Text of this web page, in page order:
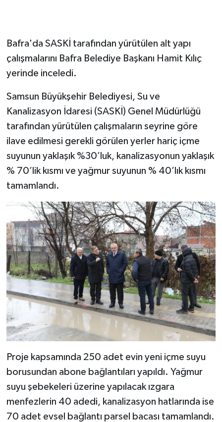
Bafra'da SASKİ tarafından yürütülen alt yapı
çalışmalarını Bafra Belediye Başkanı Hamit Kılıç
yerinde inceledi.
Samsun Büyükşehir Belediyesi, Su ve
Kanalizasyon İdaresi (SASKİ) Genel Müdürlüğü
tarafından yürütülen çalışmaların seyrine göre
ilave edilmesi gerekli görülen yerler hariç içme
suyunun yaklaşık %30’luk, kanalizasyonun yaklaşık
% 70’lik kısmı ve yağmur suyunun % 40’lık kısmı
tamamlandı.
Proje kapsamında 250 adet evin yeni içme suyu
borusundan abone bağlantıları yapıldı. Yağmur
suyu şebekeleri üzerine yapılacak ızgara
menfezlerin 40 adedi, kanalizasyon hatlarında ise
70 adet evsel bağlantı parsel bacası tamamlandı.